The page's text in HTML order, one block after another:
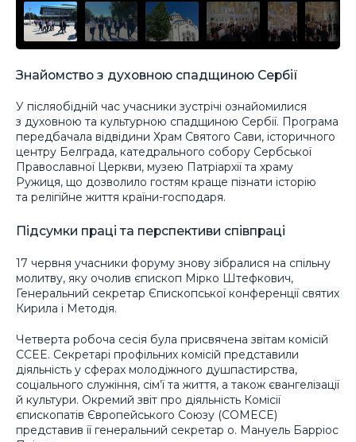
Знайомство з духовною спадщиною Сербії
У післяобідній час учасники зустрічі ознайомилися
з духовною та культурною спадщиною Сербії. Програма
передбачала відвідини Храм Святого Сави, історичного
центру Белграда, катедрального собору Сербської
Православної Церкви, музею Патріархії та храму
Ружиця, що дозволило гостям краще пізнати історію
та релігійне життя країни-господаря.
Підсумки праці та перспективи співпраці
17 червня учасники форуму знову зібралися на спільну
молитву, яку очолив єпископ Мірко Штефкович,
Генеральний секретар Єпископської конференції святих
Кирила і Методія.
Четверта робоча сесія була присвячена звітам комісій
CCEE. Секретарі профільних комісій представили
діяльність у сферах молодіжного душпастирства,
соціального служіння, сім’ї та життя, а також євангелізації
й культури. Окремий звіт про діяльність Комісії
єпископатів Європейського Союзу (COMECE)
представив її генеральний секретар о. Мануель Барріос